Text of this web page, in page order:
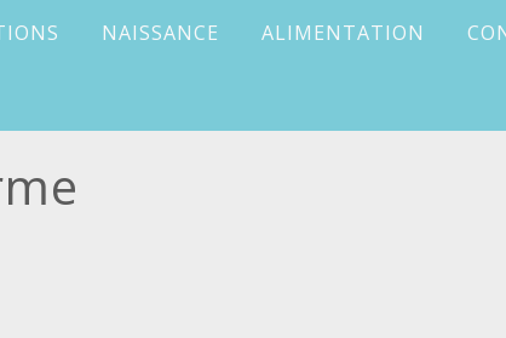
NAISSANCE ALIMENTATION